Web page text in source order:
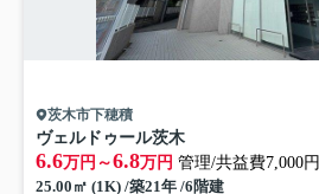
茨木市下穂積
ヴェルドゥール茨木
6.6万円～6.8万円 管理/共益費7,000円
25.00㎡ (1K) /築21年 /6階建